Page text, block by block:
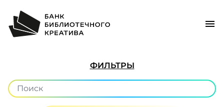
menu
Уровень expand_more
ФИЛЬТРЫ